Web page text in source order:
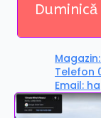
Duminică
Telefon
Email: